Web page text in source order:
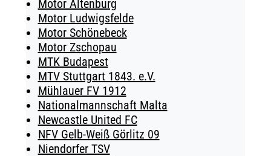
Motor Altenburg
Motor Ludwigsfelde
Motor Schönebeck
Motor Zschopau
MTK Budapest
MTV Stuttgart 1843. e.V.
Mühlauer FV 1912
Nationalmannschaft Malta
Newcastle United FC
NFV Gelb-Weiß Görlitz 09
Niendorfer TSV